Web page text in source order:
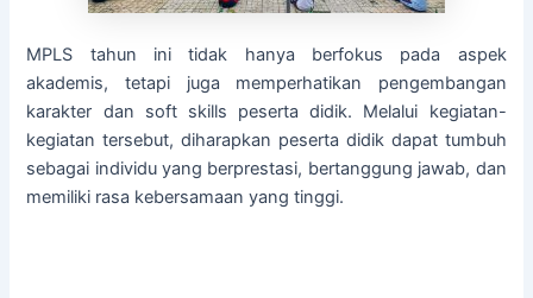
MPLS tahun ini tidak hanya berfokus pada aspek
akademis, tetapi juga memperhatikan pengembangan
karakter dan soft skills peserta didik. Melalui kegiatan-
kegiatan tersebut, diharapkan peserta didik dapat tumbuh
sebagai individu yang berprestasi, bertanggung jawab, dan
memiliki rasa kebersamaan yang tinggi.